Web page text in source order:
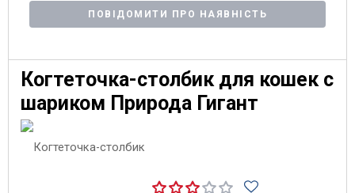
ПОВІДОМИТИ ПРО НАЯВНІСТЬ
Когтеточка-столбик для кошек с
шариком Природа Гигант